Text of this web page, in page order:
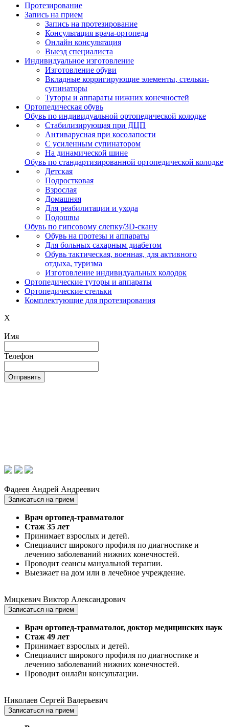
Протезирование
Запись на прием
Запись на протезирование
Консультация врача-ортопеда
Онлайн консультация
Выезд специалиста
Индивидуальное изготовление
Изготовление обуви
Вкладные корригирующие элементы, стельки-
супинаторы
Туторы и аппараты нижних конечностей
Ортопедическая обувь
Обувь по индивидуальной ортопедической колодке
Стабилизирующая при ДЦП
Антиварусная при косолапости
С усиленным супинатором
На динамической шине
Обувь по стандартизированной ортопедической колодке
Детская
Подростковая
Взрослая
Домашняя
Для реабилитации и ухода
Подошвы
Обувь по гипсовому слепку/3D-скану
Обувь на протезы и аппараты
Для больных сахарным диабетом
Обувь тактическая, военная, для активного
отдыха, туризма
Изготовление индивидуальных колодок
Ортопедические туторы и аппараты
Ортопедические cтельки
Комплектующие для протезирования
X
Имя
Телефон
Фадеев Андрей Андреевич
Записаться на прием
Врач ортопед-травматолог
Стаж 35 лет
Принимает взрослых и детей.
Специалист широкого профиля по диагностике и
лечению заболеваний нижних конечностей.
Проводит сеансы мануальной терапии.
Выезжает на дом или в лечебное учреждение.
Мицкевич Виктор Александрович
Записаться на прием
Врач ортопед-травматолог, доктор медицинских наук
Стаж 49 лет
Принимает взрослых и детей.
Специалист широкого профиля по диагностике и
лечению заболеваний нижних конечностей.
Проводит онлайн консультации.
Николаев Сергей Валерьевич
Записаться на прием